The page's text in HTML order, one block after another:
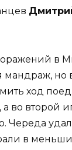
в
мандраж, но
ход
во второй
Череда
в